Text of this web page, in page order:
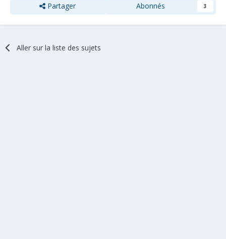
Partager Abonnés 3
Aller sur la liste des sujets